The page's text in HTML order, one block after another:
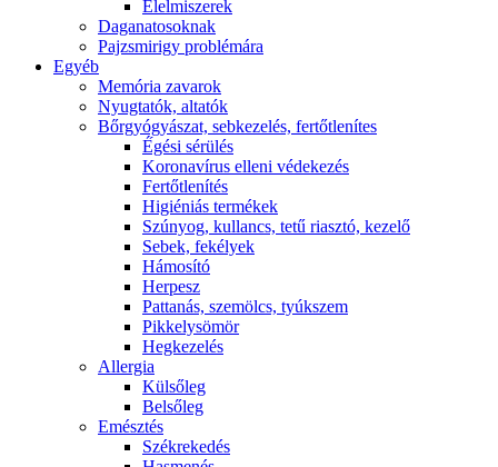
É́lelmiszerek
Daganatosoknak
Pajzsmirigy problémára
Egyéb
Memória zavarok
Nyugtatók, altatók
Bőrgyógyászat, sebkezelés, fertőtlenítes
É́gési sérülés
Koronavírus elleni védekezés
Fertőtlenítés
Higiéniás termékek
Szúnyog, kullancs, tetű riasztó, kezelő
Sebek, fekélyek
Hámosító
Herpesz
Pattanás, szemölcs, tyúkszem
Pikkelysömör
Hegkezelés
Allergia
Külsőleg
Belsőleg
Emésztés
Székrekedés